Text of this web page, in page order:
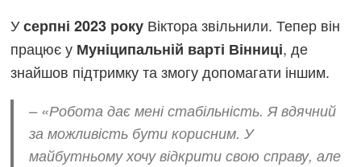
Усерпні 2023 року Віктора звільнили. Тепер він
працює у Муніципальній варті Вінниці, де
знайшов підтримку та змогу допомагати іншим.
– «Робота дає мені стабільність. Я вдячний
за можливість бути корисним. У
майбутньому хочу відкрити свою справу, але